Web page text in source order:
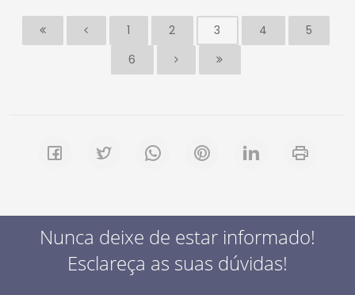
1 2 3 4
5
6
Nunca deixe de estar informado!
Esclareça as suas dúvidas!